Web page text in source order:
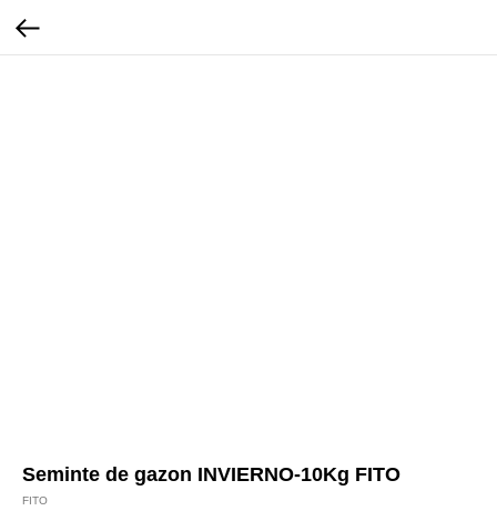
Seminte de gazon INVIERNO-10Kg FITO
FITO